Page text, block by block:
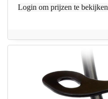
Login om prijzen te bekijken